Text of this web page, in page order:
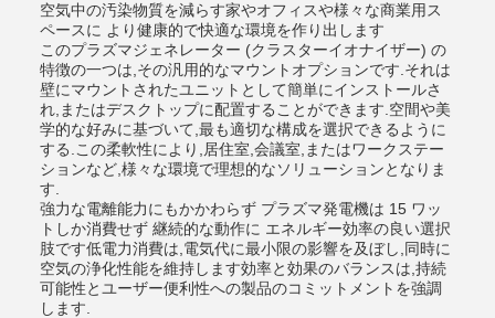
空気中の汚染物質を減らす家やオフィスや様々な商業用ス
ペースに より健康的で快適な環境を作り出します
このプラズマジェネレーター (クラスターイオナイザー) の
特徴の一つは,その汎用的なマウントオプションです.それは
壁にマウントされたユニットとして簡単にインストールさ
れ,またはデスクトップに配置することができます.空間や美
学的な好みに基づいて,最も適切な構成を選択できるように
する.この柔軟性により,居住室,会議室,またはワークステー
ションなど,様々な環境で理想的なソリューションとなりま
す.
強力な電離能力にもかかわらず プラズマ発電機は 15 ワッ
トしか消費せず 継続的な動作に エネルギー効率の良い選択
肢です低電力消費は,電気代に最小限の影響を及ぼし,同時に
空気の浄化性能を維持します効率と効果のバランスは,持続
可能性とユーザー便利性への製品のコミットメントを強調
します.